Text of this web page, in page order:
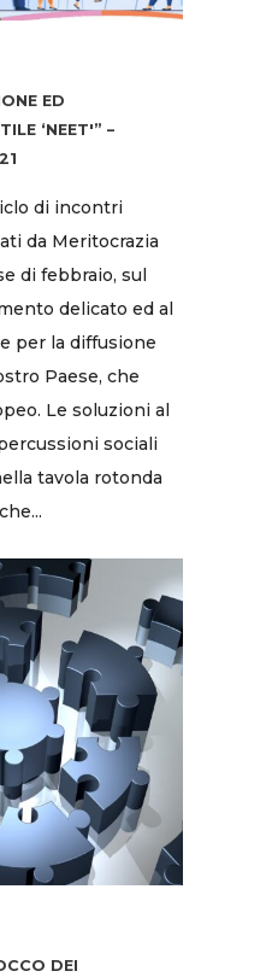
ED
‘NEET'” –
di incontri
da Meritocrazia
di febbraio, sul
delicato ed al
per la diffusione
Paese, che
Le soluzioni al
sociali
tavola rotonda
DEI